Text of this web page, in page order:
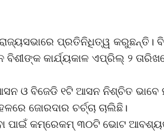
ପ୍ରତିନିଧିତ୍ୱ କରୁଛନ୍ତି।
କାର୍ଯ୍ୟକାଳ ଏପ୍ରିଲ୍ ୨
ଓ ବିଜେଡି ୧ଟି ଆସନ ନିଶ୍ଚିତ ଭାବେ
ଜୋରଦାର ଚର୍ଚ୍ଚା ଚାଲିଛି।
ପାଇଁ କମ୍ରେକମ୍ ୩୦ଟି ଭୋଟ